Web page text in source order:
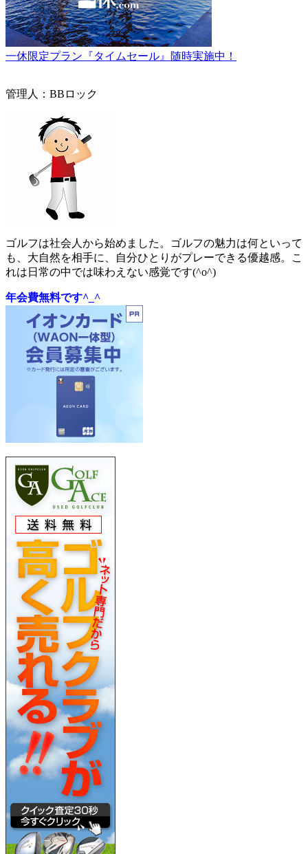
一休限定プラン『タイムセール』随時実施中！
管理人：BBロック
ゴルフは社会人から始めました。ゴルフの魅力は何といって
も、大自然を相手に、自分ひとりがプレーできる優越感。こ
れは日常の中では味わえない感覚です(^o^)
年会費無料です^_^